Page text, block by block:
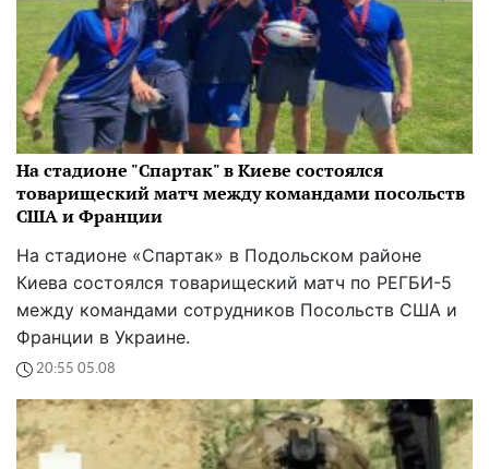
На стадионе "Спартак" в Киеве состоялся
товарищеский матч между командами посольств
США и Франции
На стадионе «Спартак» в Подольском районе
Киева состоялся товарищеский матч по РЕГБИ-5
между командами сотрудников Посольств США и
Франции в Украине.
20:55 05.08